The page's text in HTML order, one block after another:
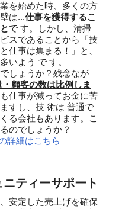
を始めた時、多くの方
は...仕事を獲得するこ
で す。しかし、清掃
スであることから「技
仕事は集まる！」と、
いよう で す。
しょうか？残念なが
顧客の数は比例しま
仕事が減ってお金に苦
すし、技 術は 普通で
る会社もあります。こ
のでしょうか？
詳細はこちら
ニティーサポート
安定した売上げを確保